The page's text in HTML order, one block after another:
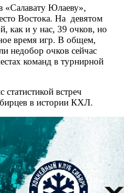
«Салавату Юлаеву»,
Востока. На девятом
как и у нас, 39 очков, но
время игр. В общем,
недобор очков сейчас
команд в турнирной
встреч
в истории КХЛ.